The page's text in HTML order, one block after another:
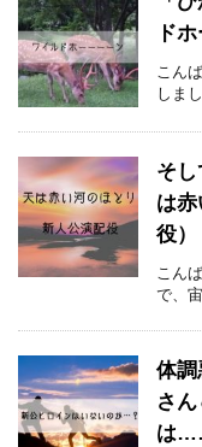
ド
こん
しま
そ
は
役）
こん
で、
体調
さ
は